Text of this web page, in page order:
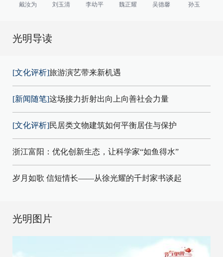
戴汝为
刘玉清 李幼平 魏正耀 吴德馨 孙玉
光明导读
[文化评析]旅游演艺带来新机遇
[新闻随笔]这场接力折射出向上向善社会力量
[文化评析]民居类文物建筑如何平衡居住与保护
浙江富阳：优化创新生态，让科学家“如鱼得水”
岁月如歌 信短情长——从徐光耀的千封家书谈起
光明图片